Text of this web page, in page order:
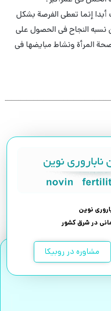
إنما تعطى الفرصة بشكل
نسبه النجاح فى الحصول على
المرأة ونشاط مبايضها فى
نوین
مشاوره در روبیکا